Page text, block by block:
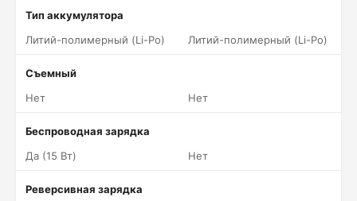
Тип аккумулятора
Литий-полимерный (Li-Po)
Литий-полимерный (Li-Po)
Съемный
Нет
Нет
Беспроводная зарядка
Да (15 Вт)
Нет
Реверсивная зарядка